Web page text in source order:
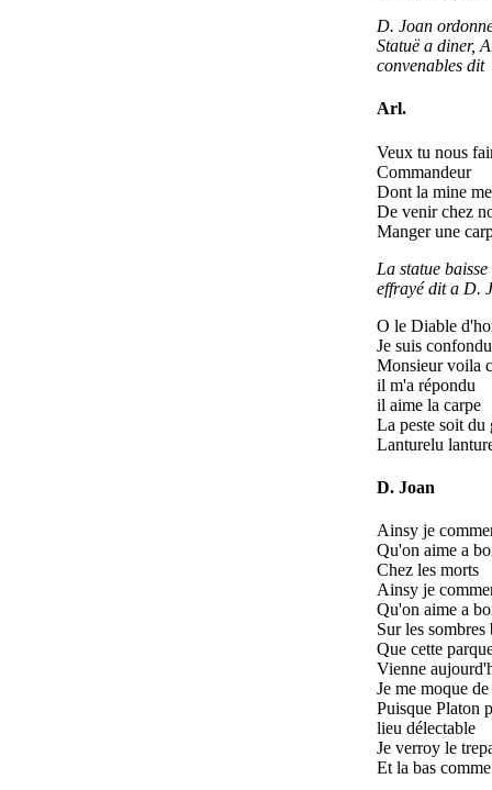
D. Joan
Statuë a diner,
convenables dit
Arl.
Veux tu nous
Commandeur
Dont la mine
De venir chez
Manger une
La statue
effrayé dit a D.
O le Diable
Je suis confondu
Monsieur voila
il m'a répondu
il aime la carpe
La peste soit du
Lanturelu
D. Joan
Ainsy je
Qu'on aime a
Chez les morts
Ainsy je
Qu'on aime a
Sur les sombres
Que cette
Vienne
Je me moque
Puisque Platon
lieu délectable
Je verroy le
Et la bas